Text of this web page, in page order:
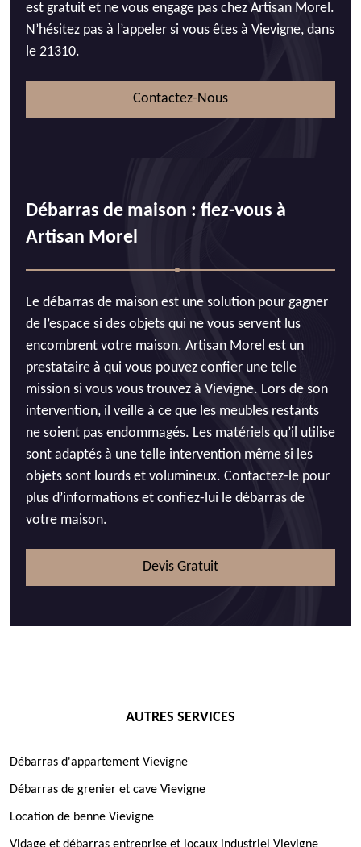
est gratuit et ne vous engage pas chez Artisan Morel.
N’hésitez pas à l’appeler si vous êtes à Vievigne, dans
le 21310.
Contactez-Nous
Débarras de maison : fiez-vous à
Artisan Morel
Le débarras de maison est une solution pour gagner
de l’espace si des objets qui ne vous servent lus
encombrent votre maison. Artisan Morel est un
prestataire à qui vous pouvez confier une telle
mission si vous vous trouvez à Vievigne. Lors de son
intervention, il veille à ce que les meubles restants
ne soient pas endommagés. Les matériels qu’il utilise
sont adaptés à une telle intervention même si les
objets sont lourds et volumineux. Contactez-le pour
plus d’informations et confiez-lui le débarras de
votre maison.
Devis Gratuit
AUTRES SERVICES
Débarras d'appartement Vievigne
Débarras de grenier et cave Vievigne
Location de benne Vievigne